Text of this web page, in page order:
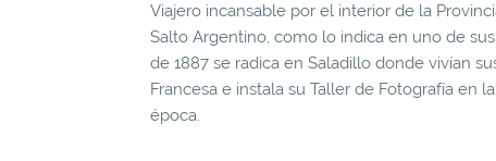
Viajero incansable por el interior de la
Salto Argentino, como lo indica en uno de
de 1887 se radica en Saladillo donde vivían
Francesa e instala su Taller de Fotografía en
época.